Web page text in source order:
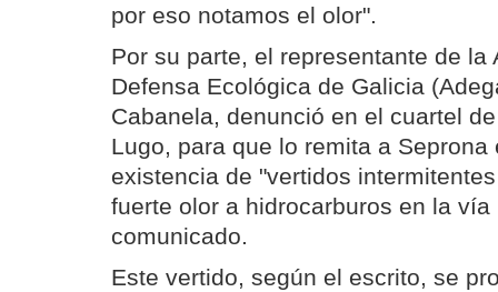
por eso notamos el olor".
Por su parte, el representante de la
Defensa Ecológica de Galicia
Cabanela, denunció en el cuartel
Lugo, para que lo remita a Seprona
existencia de "vertidos
fuerte olor a hidrocarburos en la
comunicado.
Este vertido, según el escrito, se